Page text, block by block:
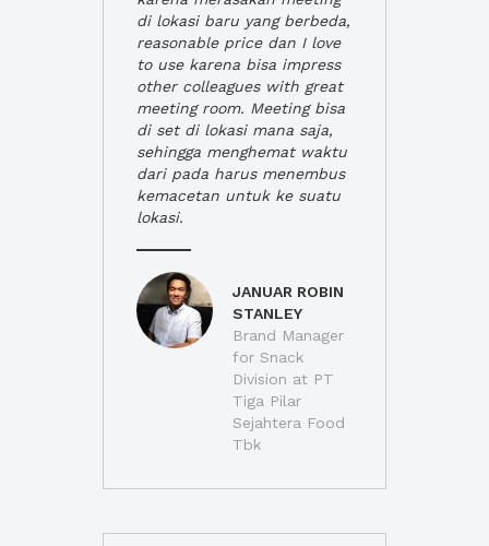
di lokasi baru yang berbeda,
reasonable price dan I love
to use karena bisa impress
other colleagues with great
meeting room. Meeting bisa
di set di lokasi mana saja,
sehingga menghemat waktu
dari pada harus menembus
kemacetan untuk ke suatu
lokasi.
JANUAR ROBIN
STANLEY
Brand Manager
for Snack
Division at PT
Tiga Pilar
Sejahtera Food
Tbk